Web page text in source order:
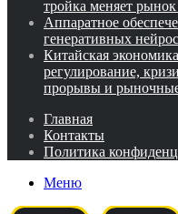
тройка меняет
Аппаратное
генеративных
Китайская
регулирование,
прорывы и
Главная
Контакты
Политика
Меню